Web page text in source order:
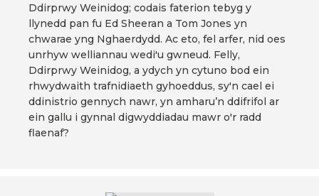
Ddirprwy Weinidog; codais faterion tebyg y
llynedd pan fu Ed Sheeran a Tom Jones yn
chwarae yng Nghaerdydd. Ac eto, fel arfer, nid oes
unrhyw welliannau wedi'u gwneud. Felly,
Ddirprwy Weinidog, a ydych yn cytuno bod ein
rhwydwaith trafnidiaeth gyhoeddus, sy'n cael ei
ddinistrio gennych nawr, yn amharu’n ddifrifol ar
ein gallu i gynnal digwyddiadau mawr o'r radd
flaenaf?